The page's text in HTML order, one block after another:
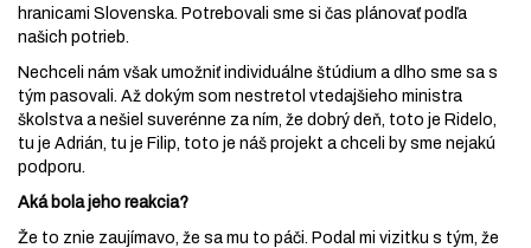
hranicami Slovenska. Potrebovali sme si čas plánovať podľa
našich potrieb.
Nechceli nám však umožniť individuálne štúdium a dlho sme sa s
tým pasovali. Až dokým som nestretol vtedajšieho ministra
školstva a nešiel suverénne za ním, že dobrý deň, toto je Ridelo,
tu je Adrián, tu je Filip, toto je náš projekt a chceli by sme nejakú
podporu.
Aká bola jeho reakcia?
Že to znie zaujímavo, že sa mu to páči. Podal mi vizitku s tým, že